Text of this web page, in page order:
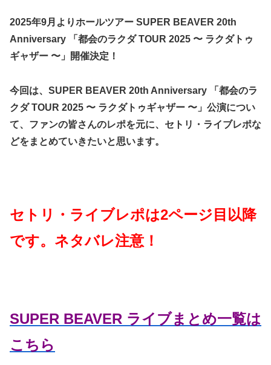
2025年9月よりホールツアー SUPER BEAVER 20th
Anniversary 「都会のラクダ TOUR 2025 〜 ラクダトゥ
ギャザー 〜」開催決定！
今回は、SUPER BEAVER 20th Anniversary 「都会のラ
クダ TOUR 2025 〜 ラクダトゥギャザー 〜」公演につい
て、ファンの皆さんのレポを元に、セトリ・ライブレポな
どをまとめていきたいと思います。
セトリ・ライブレポは2ページ目以降
です。ネタバレ注意！
SUPER BEAVER ライブまとめ一覧は
こちら